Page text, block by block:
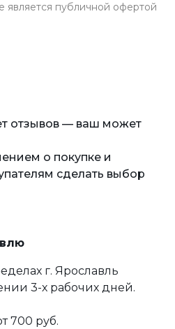
является публичной офертой
отзывов — ваш может
о покупке и
сделать выбор
г. Ярославль
3-х рабочих дней.
700 руб.